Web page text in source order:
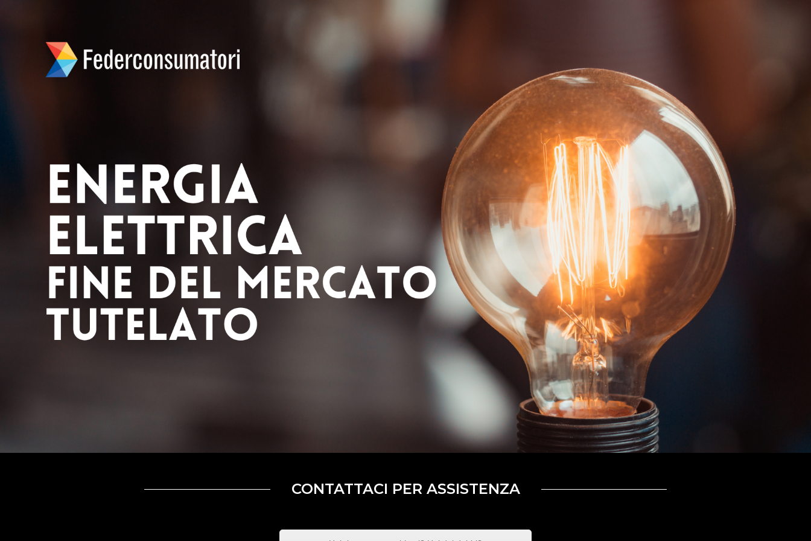
CONTATTACI PER ASSISTENZA